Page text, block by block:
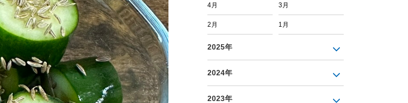
4月 3月
2月 1月
2025年
2024年
2023年